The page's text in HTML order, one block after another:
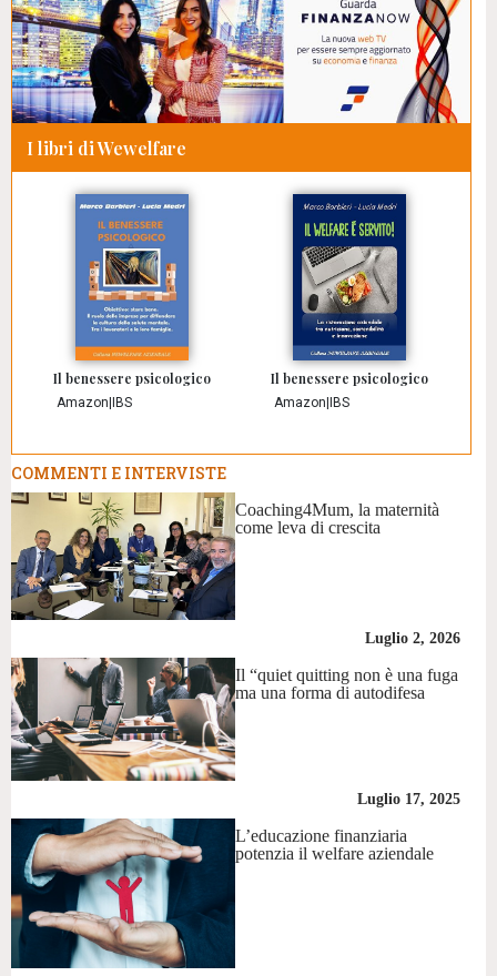
I libri di Wewelfare
Il benessere psicologico
Amazon|IBS
Il benessere psicologico
Amazon|IBS
COMMENTI E INTERVISTE
Coaching4Mum, la maternità
come leva di crescita
Luglio 2, 2026
Il “quiet quitting non è una fuga
ma una forma di autodifesa
Luglio 17, 2025
L’educazione finanziaria
potenzia il welfare aziendale